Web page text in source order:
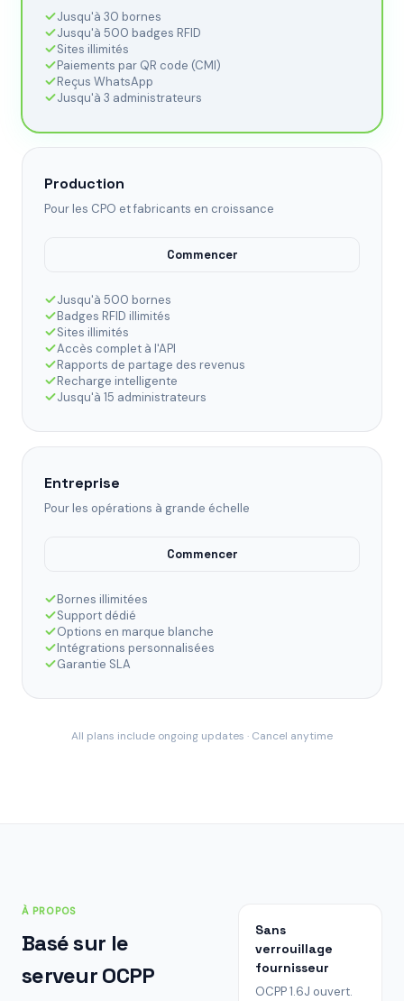
Jusqu'à 30 bornes
Jusqu'à 500 badges RFID
Sites illimités
Paiements par QR code (CMI)
Reçus WhatsApp
Jusqu'à 3 administrateurs
Production
Pour les CPO et fabricants en croissance
Commencer
Jusqu'à 500 bornes
Badges RFID illimités
Sites illimités
Accès complet à l'API
Rapports de partage des revenus
Recharge intelligente
Jusqu'à 15 administrateurs
Entreprise
Pour les opérations à grande échelle
Commencer
Bornes illimitées
Support dédié
Options en marque blanche
Intégrations personnalisées
Garantie SLA
All plans include ongoing updates · Cancel anytime
À PROPOS
Basé sur le
serveur OCPP
Sans
verrouillage
fournisseur
OCPP 1.6J ouvert.